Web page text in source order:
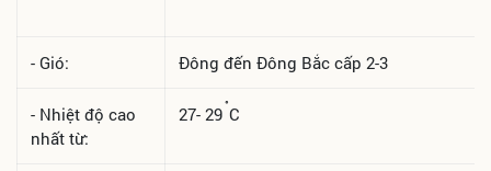
- Gió: Đông đến Đông Bắc cấp 2-3
- Nhiệt độ cao
nhất từ:
27- 29°C